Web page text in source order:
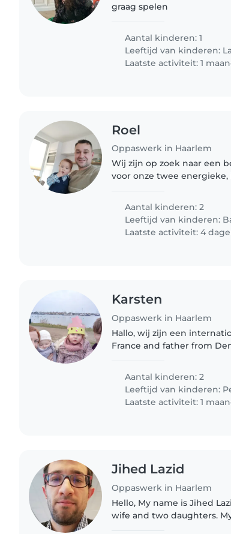
graag spelen
Aantal kinderen: 1
Leeftijd van kinderen:
Laatste activiteit: 1
Roel
Oppaswerk in Haarlem
Wij zijn op zoek naar een
voor onze twee
erg actief en graag..
Aantal kinderen: 2
Leeftijd van kinderen:
Laatste activiteit: 4
Karsten
Oppaswerk in Haarlem
Hallo, wij zijn een internationaal
France and father from
two kids who are almost..
Aantal kinderen: 2
Leeftijd van kinderen:
Laatste activiteit: 1
Jihed Lazid
Oppaswerk in Haarlem
Hello, My name is Jihed
wife and two daughters.